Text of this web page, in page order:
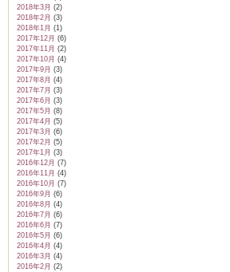
2018年3月 (2)
2018年2月 (3)
2018年1月 (1)
2017年12月 (6)
2017年11月 (2)
2017年10月 (4)
2017年9月 (3)
2017年8月 (4)
2017年7月 (3)
2017年6月 (3)
2017年5月 (8)
2017年4月 (5)
2017年3月 (6)
2017年2月 (5)
2017年1月 (3)
2016年12月 (7)
2016年11月 (4)
2016年10月 (7)
2016年9月 (6)
2016年8月 (4)
2016年7月 (6)
2016年6月 (7)
2016年5月 (6)
2016年4月 (4)
2016年3月 (4)
2016年2月 (2)